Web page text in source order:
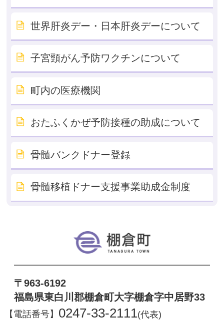
世界肝炎デー・日本肝炎デーについて
子宮頸がん予防ワクチンについて
町内の医療機関
おたふくかぜ予防接種の助成について
骨髄バンクドナー登録
骨髄移植ドナー支援事業助成金制度
〒963-6192
福島県東白川郡棚倉町大字棚倉字中居野33
【電話番号】 0247-33-2111(代表)